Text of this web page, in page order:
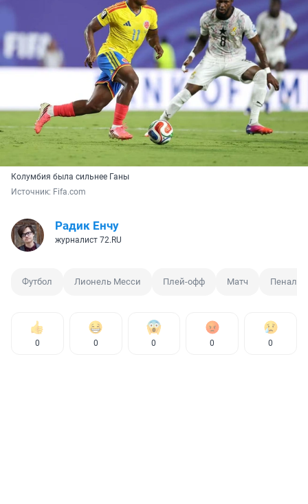
Колумбия была сильнее Ганы
Источник: Fifa.com
Радик Енчу
журналист 72.RU
Футбол Лионель Месси Плей-офф Матч
0 0 0 0 0